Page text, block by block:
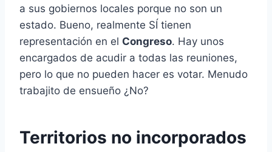
a sus gobiernos locales porque no son un
estado. Bueno, realmente SÍ tienen
representación en el Congreso. Hay unos
encargados de acudir a todas las reuniones,
pero lo que no pueden hacer es votar. Menudo
trabajito de ensueño ¿No?
Territorios no incorporados